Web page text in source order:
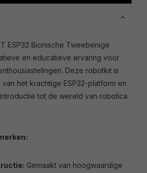
ESP32 Bionische Tweebenige
en educatieve ervaring voor
Deze robotkit is
het krachtige ESP32-platform en
tot de wereld van robotica
Gemaakt van hoogwaardige